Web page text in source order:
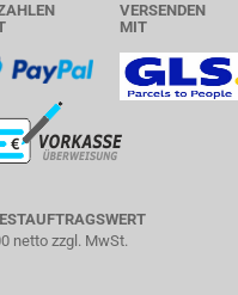
VERSENDEN
MIT
netto zzgl. MwSt.